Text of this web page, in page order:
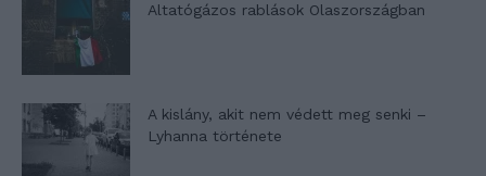
Altatógázos rablások Olaszországban
A kislány, akit nem védett meg senki –
Lyhanna története